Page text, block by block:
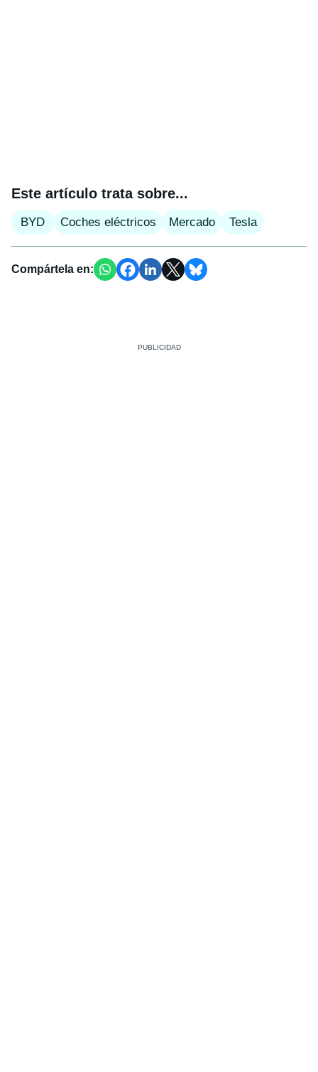
Este artículo trata sobre...
BYD Coches eléctricos Mercado Tesla
Compártela en: